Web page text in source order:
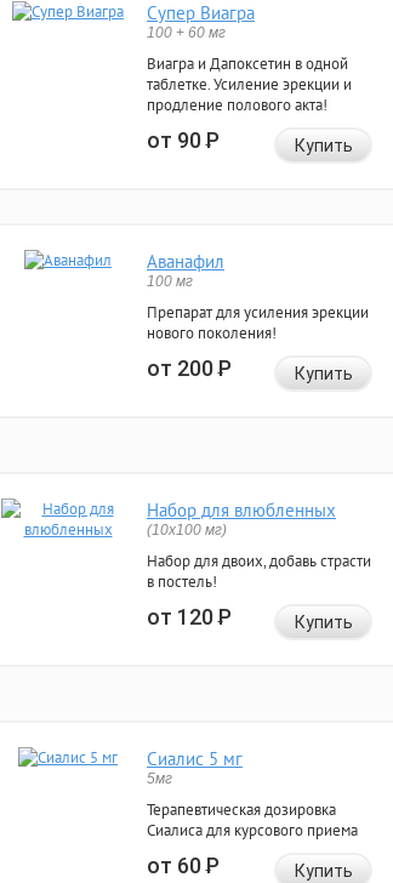
Супер Виагра
100 + 60 мг
Виагра и Дапоксетин в одной
таблетке. Усиление эрекции и
продление полового акта!
от 90Р Купить
Аванафил
100 мг
Препарат для усиления эрекции
нового поколения!
от 200Р Купить
Набор для влюбленных
(10х100 мг)
Набор для двоих, добавь страсти
в постель!
от 120Р Купить
Сиалис 5 мг
5мг
Терапевтическая дозировка
Сиалиса для курсового приема
от 60Р Купить